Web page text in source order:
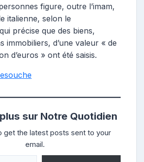
figure, outre l’imam,
italienne, selon le
précise que des biens,
immobiliers, d’une valeur « de
d’euros » ont été saisis.
sur Notre Quotidien
get the latest posts sent to your
email.